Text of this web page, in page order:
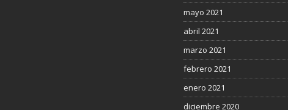
mayo 2021
abril 2021
marzo 2021
febrero 2021
enero 2021
diciembre 2020